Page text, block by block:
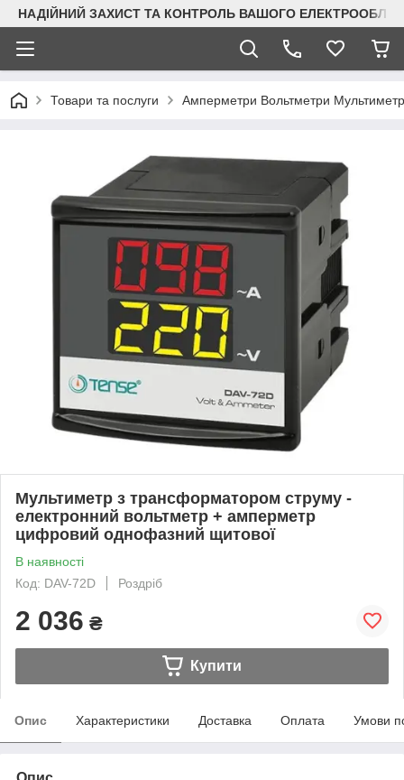
НАДІЙНИЙ ЗАХИСТ ТА КОНТРОЛЬ ВАШОГО
Товари та послуги Амперметри Вольтметри
Мультиметр з трансформатором струму -
електронний вольтметр + амперметр
цифровий однофазний щитової
В наявності
Код: DAV-72D
Роздріб
2 036 ₴
Купити
Опис Характеристики Доставка Оплата Умови